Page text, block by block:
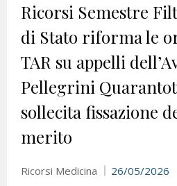
Ricorsi Semestre
di Stato riforma le
TAR su appelli
Pellegrini
sollecita fissazione
merito
Ricorsi Medicina 26/05/2026